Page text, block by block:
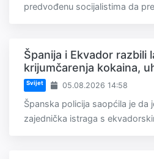
predvođenu socijalistima da
Španija i Ekvador razbili
krijumčarenja kokaina,
Svijet 05.08.2026 14:58
Španska policija saopćila je da
zajednička istraga s